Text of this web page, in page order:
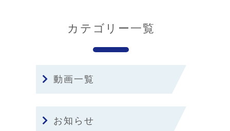
カテゴリー一覧
動画一覧
お知らせ